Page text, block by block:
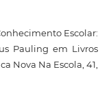
Escolar:
Pauling em Livros
Nova Na Escola, 41,